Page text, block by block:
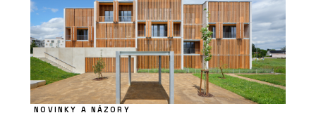
NOVINKY A NÁZORY